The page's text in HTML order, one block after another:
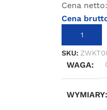
Cena netto:
Cena
DODAJ DO
SKU:
WAGA
WYMIARY